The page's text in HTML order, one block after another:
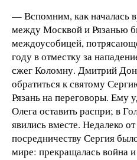
— Вспомним, как началась
между Москвой и Рязанью
междоусобицей,
году в отместку за
сжег Коломну. Дмитрий
обратиться к святому
Рязань на переговоры. Ему
Олега оставить распри; в
явились вместе. Недалеко
посредничеству Сергия
мире: прекращалась война